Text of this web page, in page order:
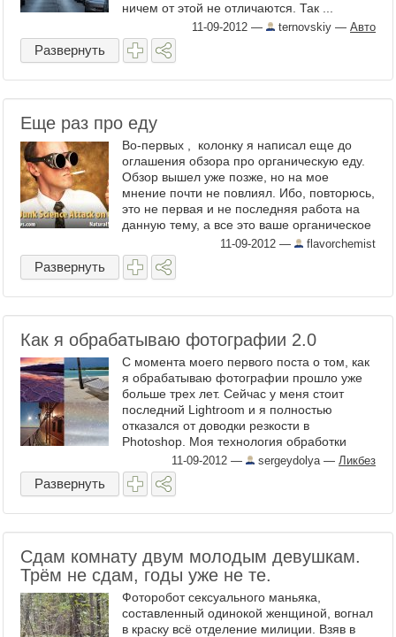
ничем от этой не отличаются. Так ...
11-09-2012 — ternovskiy — Авто
Развернуть
Еще раз про еду
Во-первых , колонку я написал еще до
оглашения обзора про органическую еду.
Обзор вышел уже позже, но на мое
мнение почти не повлиял. Ибо, повторюсь,
это не первая и не последняя работа на
данную тему, а все это ваше органическое
11-09-2012 — flavorchemist
Развернуть
Как я обрабатываю фотографии 2.0
С момента моего первого поста о том, как
я обрабатываю фотографии прошло уже
больше трех лет. Сейчас у меня стоит
последний Lightroom и я полностью
отказался от доводки резкости в
Photoshop. Моя технология обработки
претерпела некоторые качественные ...
11-09-2012 — sergeydolya— Ликбез
Развернуть
Сдам комнату двум молодым девушкам.
Трём не сдам, годы уже не те.
Фоторобот сексуального маньяка,
составленный одинокой женщиной, вогнал
в краску всё отделение милиции. Взяв в